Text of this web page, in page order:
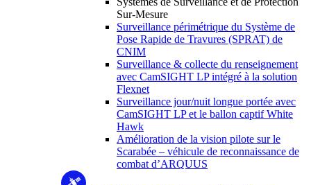
Sur-Mesure
Surveillance périmétrique du Système de
Pose Rapide de Travures (SPRAT) de
CNIM
Surveillance & collecte du renseignement
avec CamSIGHT LP intégré à la solution
Flexnet
Surveillance jour/nuit longue portée avec
CamSIGHT LP et le ballon captif White
Hawk
Amélioration de la vision pilote sur le
Scarabée – véhicule de reconnaissance de
combat d’ARQUUS